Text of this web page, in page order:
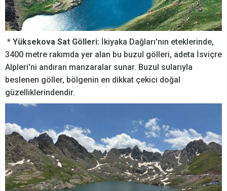
* Yüksekova Sat Gölleri: İkiyaka Dağları'nın eteklerinde,
3400 metre rakımda yer alan bu buzul gölleri, adeta İsviçre
Alpleri'ni andıran manzaralar sunar. Buzul sularıyla
beslenen göller, bölgenin en dikkat çekici doğal
güzelliklerindendir.